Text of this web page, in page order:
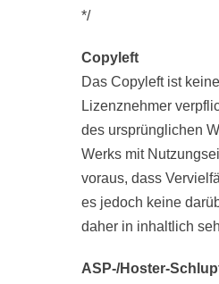
*/
Copyleft
Das Copyleft ist
Lizenznehmer
des ursprünglichen
Werks mit
voraus, dass
es jedoch keine
daher in inhaltlich
ASP-/Hoster-